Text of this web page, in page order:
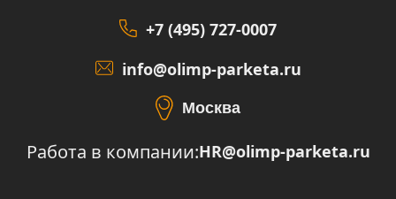
+7 (495) 727-0007
info@olimp-parketa.ru
Москва
Работа в компании:HR@olimp-parketa.ru